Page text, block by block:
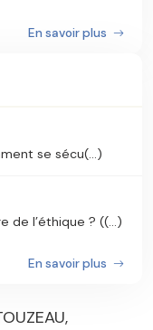
En savoir plus
se sécu(...)
de l’éthique ? ((...)
En savoir plus